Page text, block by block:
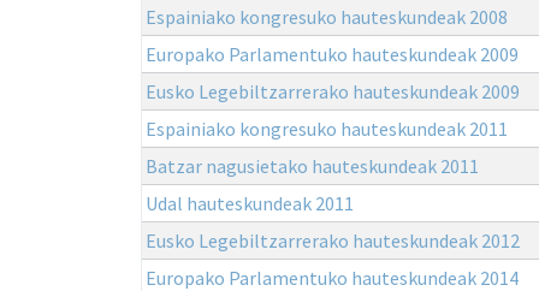
Espainiako kongresuko hauteskundeak 2008
Europako Parlamentuko hauteskundeak 2009
Eusko Legebiltzarrerako hauteskundeak 2009
Espainiako kongresuko hauteskundeak 2011
Batzar nagusietako hauteskundeak 2011
Udal hauteskundeak 2011
Eusko Legebiltzarrerako hauteskundeak 2012
Europako Parlamentuko hauteskundeak 2014